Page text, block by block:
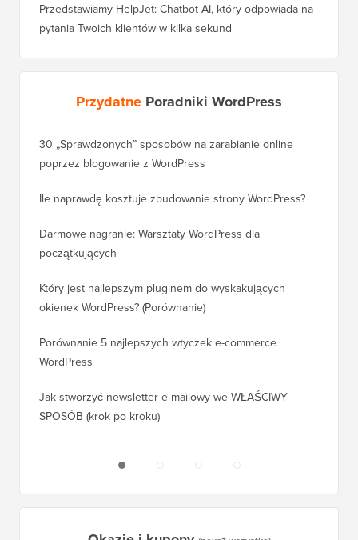
Przedstawiamy HelpJet: Chatbot AI, który odpowiada na
pytania Twoich klientów w kilka sekund
Przydatne Poradniki WordPress
30 „Sprawdzonych” sposobów na zarabianie online
poprzez blogowanie z WordPress
Ile naprawdę kosztuje zbudowanie strony WordPress?
Darmowe nagranie: Warsztaty WordPress dla
początkujących
Który jest najlepszym pluginem do wyskakujących
okienek WordPress? (Porównanie)
Porównanie 5 najlepszych wtyczek e-commerce
WordPress
Jak stworzyć newsletter e-mailowy we WŁAŚCIWY
SPOSÓB (krok po kroku)